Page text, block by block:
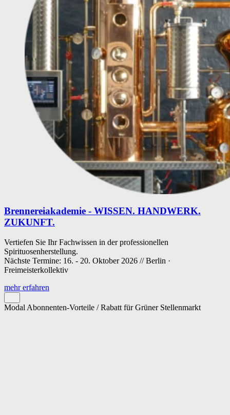
Brennereiakademie - WISSEN. HANDWERK.
ZUKUNFT.
Vertiefen Sie Ihr Fachwissen in der professionellen
Spirituosenherstellung.
Nächste Termine: 16. - 20. Oktober 2026 // Berlin ·
Freimeisterkollektiv
mehr erfahren
Modal Abonnenten-Vorteile / Rabatt für Grüner Stellenmarkt